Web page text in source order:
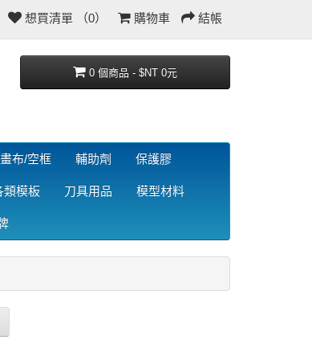
想買清單 （0） 購物車 結帳
0 個商品 - $NT 0元
畫布/空框 輔助劑 保護膠
類模板 刀具用品 模型材料